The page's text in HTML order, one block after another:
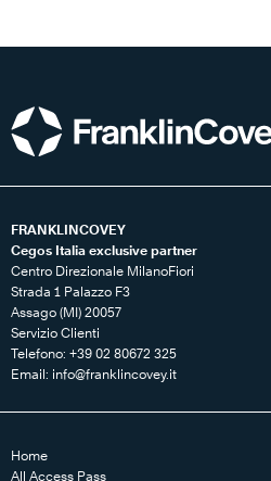
FRANKLINCOVEY
Cegos Italia exclusive partner
Centro Direzionale MilanoFiori
Strada 1 Palazzo F3
Assago (MI) 20057
Servizio Clienti
Telefono: +39 02 80672 325
Email: info@franklincovey.it
Home
All Access Pass